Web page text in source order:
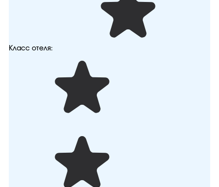
Класс отеля: